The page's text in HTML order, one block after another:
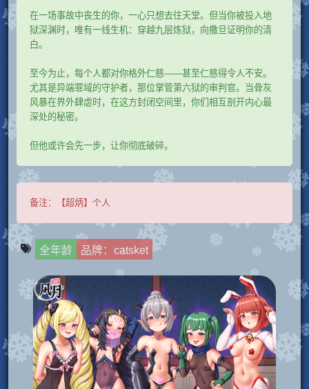
在一场事故中丧生的你，一心只想去往天堂。但当你被投入地
狱深渊时，唯有一线生机：穿越九层炼狱，向撒旦证明你的清
白。
至今为止，每个人都对你格外仁慈——甚至仁慈得令人不安。
尤其是异端罪域的守护者，那位掌管第六狱的审判官。当骨灰
风暴在界外肆虐时，在这方封闭空间里，你们相互剖开内心最
深处的秘密。
但他或许会先一步，让你彻底破碎。
备注： 【超炳】个人
全年龄 品牌：catsket